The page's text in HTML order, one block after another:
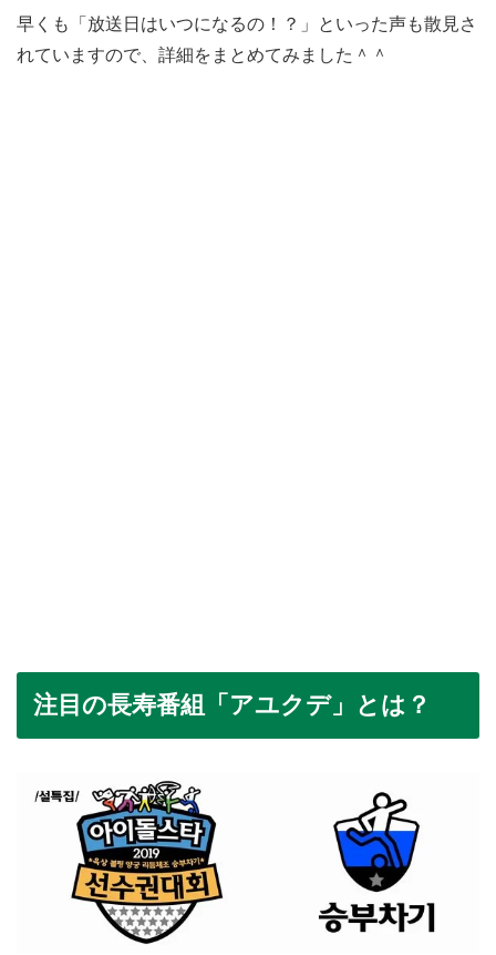
早くも「放送日はいつになるの！？」といった声も散見さ
れていますので、詳細をまとめてみました＾＾
注目の長寿番組「アユクデ」とは？